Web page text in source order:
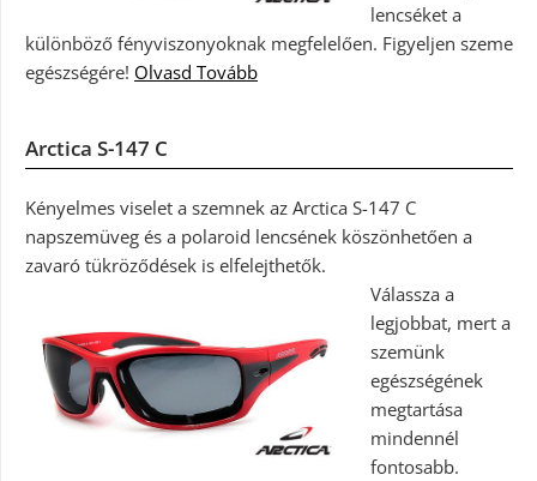
lencséket a
különböző fényviszonyoknak megfelelően. Figyeljen szeme
egészségére! Olvasd Tovább
Arctica S-147 C
Kényelmes viselet a szemnek az Arctica S-147 C
napszemüveg és a polaroid lencsének köszönhetően a
zavaró tükröződések is elfelejthetők.
Válassza a
legjobbat, mert a
szemünk
egészségének
megtartása
mindennél
fontosabb.